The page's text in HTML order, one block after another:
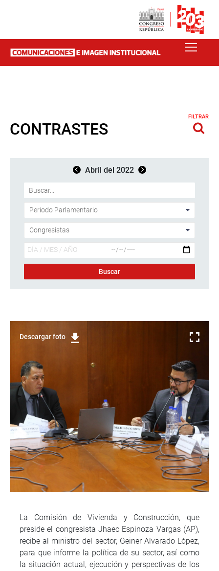
CONTRASTES
FILTRAR
Abril del 2022
Descargar foto
La Comisión de Vivienda y Construcción, que
preside el congresista Jhaec Espinoza Vargas (AP),
recibe al ministro del sector, Geiner Alvarado López,
para que informe la política de su sector, así como
la situación actual, ejecución y perspectivas de los